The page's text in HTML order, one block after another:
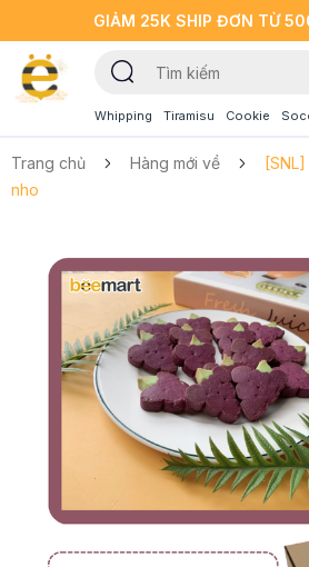
GIẢM 25K SHIP ĐƠN TỪ
Whipping Tiramisu Cookie
Trang chủ Hàng mới về
nho